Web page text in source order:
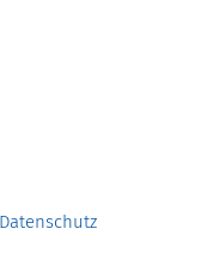
Datenschutz